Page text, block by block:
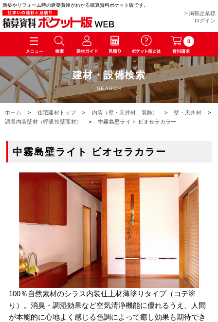
新築やリフォーム時の建築費用がわかる積算資料ポケット版です。
> 掲載企業様
ログイン
0
建材・設備検索
SEARCH
ホーム > 住宅建材トップ > 内装（壁・天井材、装飾） > 壁・天井材
>
調湿内装壁材（呼吸性壁面材）
> 中霧島壁ライト ビオセラカラー
中霧島壁ライト ビオセラカラー
100％自然素材のシラス内装仕上材薄塗りタイプ（コテ塗
り）。消臭・調湿効果など空気清浄機能に優れるうえ、人間
が本能的に心地よく感じる色調によって癒し効果も期待でき